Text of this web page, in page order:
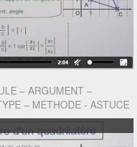
– ARGUMENT –
– METHODE - ASTUCE